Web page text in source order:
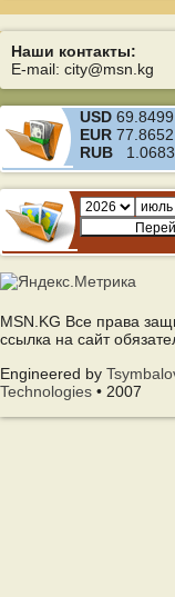
Наши контакты:
E-mail: city@msn.kg
USD 69.8499
EUR 77.8652
RUB 1.0683
MSN.KG Все права
ссылка на сайт
Engineered by
Technologies • 2007